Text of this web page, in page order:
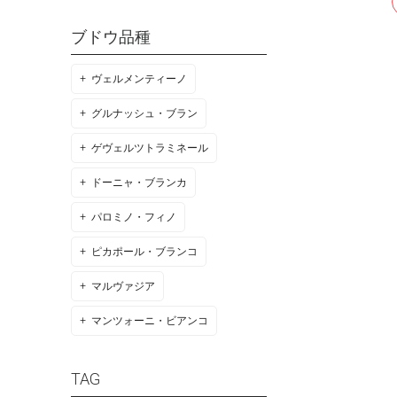
ブドウ品種
ヴェルメンティーノ
グルナッシュ・ブラン
ゲヴェルツトラミネール
ドーニャ・ブランカ
パロミノ・フィノ
ピカポール・ブランコ
マルヴァジア
マンツォーニ・ビアンコ
TAG